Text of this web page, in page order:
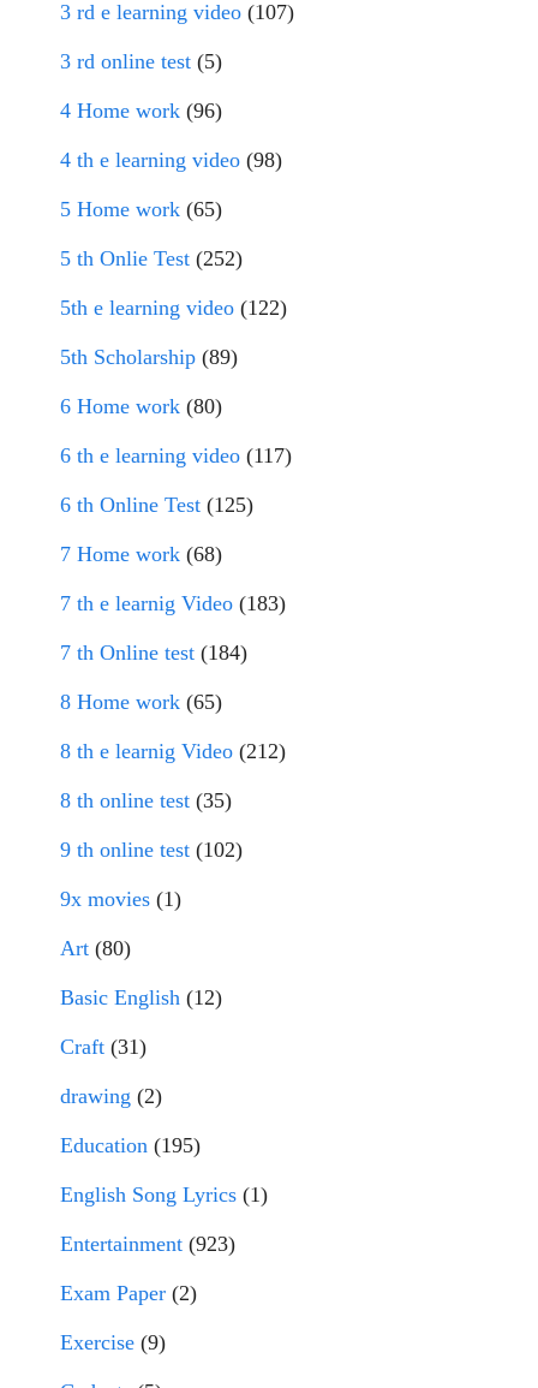
3 rd e learning video (107)
3 rd online test (5)
4 Home work (96)
4 th e learning video (98)
5 Home work (65)
5 th Onlie Test (252)
5th e learning video (122)
5th Scholarship (89)
6 Home work (80)
6 th e learning video (117)
6 th Online Test (125)
7 Home work (68)
7 th e learnig Video (183)
7 th Online test (184)
8 Home work (65)
8 th e learnig Video (212)
8 th online test (35)
9 th online test (102)
9x movies (1)
Art (80)
Basic English (12)
Craft (31)
drawing (2)
Education (195)
English Song Lyrics (1)
Entertainment (923)
Exam Paper (2)
Exercise (9)